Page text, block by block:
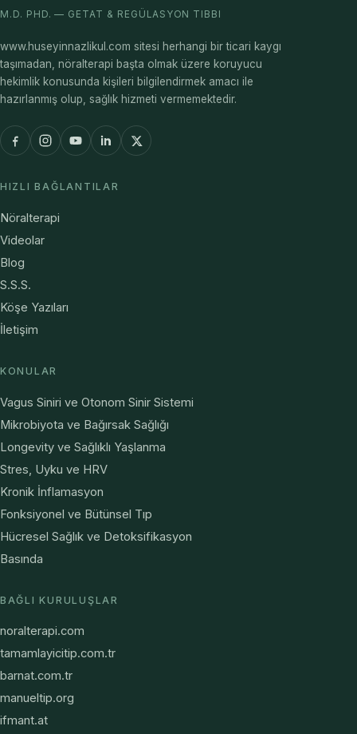
M.D. PHD. — GETAT & REGÜLASYON TIBBI
www.huseyinnazlikul.com sitesi herhangi bir ticari kaygı
taşımadan, nöralterapi başta olmak üzere koruyucu
hekimlik konusunda kişileri bilgilendirmek amacı ile
hazırlanmış olup, sağlık hizmeti vermemektedir.
HIZLI BAĞLANTILAR
Nöralterapi
Videolar
Blog
S.S.S.
Köşe Yazıları
İletişim
KONULAR
Vagus Siniri ve Otonom Sinir Sistemi
Mikrobiyota ve Bağırsak Sağlığı
Longevity ve Sağlıklı Yaşlanma
Stres, Uyku ve HRV
Kronik İnflamasyon
Fonksiyonel ve Bütünsel Tıp
Hücresel Sağlık ve Detoksifikasyon
Basında
BAĞLI KURULUŞLAR
noralterapi.com
tamamlayicitip.com.tr
barnat.com.tr
manueltip.org
ifmant.at